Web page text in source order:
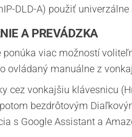
DLD-A) použiť
A PREVÁDZKA
ponúka viac možností
ovládaný manuálne z
cez vonkajšiu klávesnicu
bezdrôtovým
s Google Assistant a